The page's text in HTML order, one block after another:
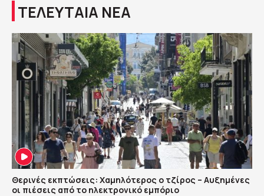
ΤΕΛΕΥΤΑΙΑ ΝΕΑ
Θερινές εκπτώσεις: Χαμηλότερος ο τζίρος – Αυξημένες
οι πιέσεις από το ηλεκτρονικό εμπόριο